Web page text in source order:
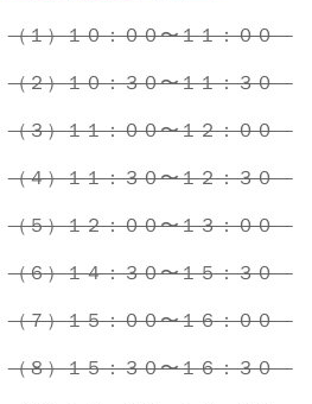
（１）１０：００〜１１：００
（２）１０：３０〜１１：３０
（３）１１：００〜１２：００
（４）１１：３０〜１２：３０
（５）１２：００〜１３：００
（６）１４：３０〜１５：３０
（７）１５：００〜１６：００
（８）１５：３０〜１６：３０